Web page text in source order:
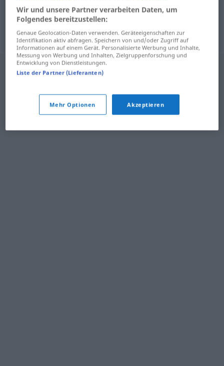
Weihwasserkessel m calderilla REL
Wir und unsere Partner verarbeiten Daten, um
Folgendes bereitzustellen:
Genaue Geolocation-Daten verwenden. Geräteeigenschaften zur
Identifikation aktiv abfragen. Speichern von und/oder Zugriff auf
Informationen auf einem Gerät. Personalisierte Werbung und Inhalte,
Messung von Werbung und Inhalten, Zielgruppenforschung und
Entwicklung von Dienstleistungen.
Liste der Partner (Lieferanten)
Mehr Optionen Akzeptieren